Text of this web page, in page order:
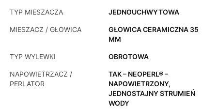
TYP MIESZACZA JEDNOUCHWYTOWA
MIESZACZ / GŁOWICA
GŁOWICA CERAMICZNA 35
MM
TYP WYLEWKI OBROTOWA
NAPOWIETRZACZ /
PERLATOR
TAK – NEOPERL® –
NAPOWIETRZONY,
JEDNOSTAJNY STRUMIEŃ
WODY